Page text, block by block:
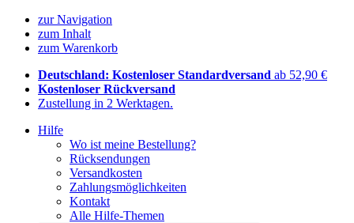
zur Navigation
zum Inhalt
zum Warenkorb
Deutschland: Kostenloser Standardversand ab 52,90 €
Kostenloser Rückversand
Zustellung in 2 Werktagen.
Hilfe
Wo ist meine Bestellung?
Rücksendungen
Versandkosten
Zahlungsmöglichkeiten
Kontakt
Alle Hilfe-Themen